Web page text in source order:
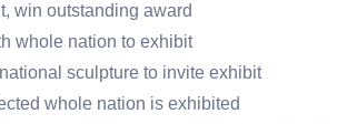
win outstanding award
whole nation to exhibit
sculpture to invite exhibit
whole nation is exhibited